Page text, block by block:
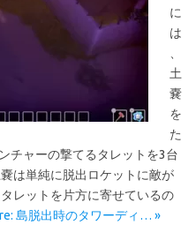
に
は
土
嚢
を
た
チャーの撃てるタレットを3台
は単純に脱出ロケットに敵が
レットを片方に寄せているの
島脱出時のタワーディ… »